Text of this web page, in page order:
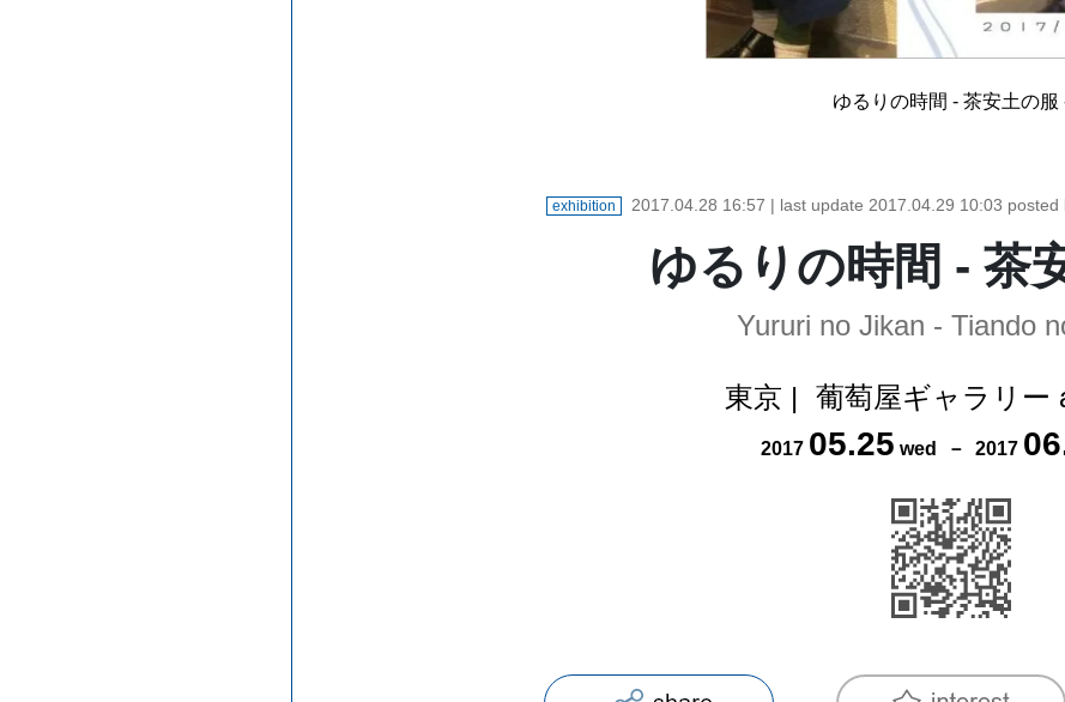
ゆるりの時間 - 茶安土の服
exhibition 2017.04.28 16:57 | last update 2017.04.29 10:03 posted
ゆるりの時間 - 茶
Yururi no Jikan - Tiando
東京 | 葡萄屋ギャラリー
2017 05.25 wed － 2017 06